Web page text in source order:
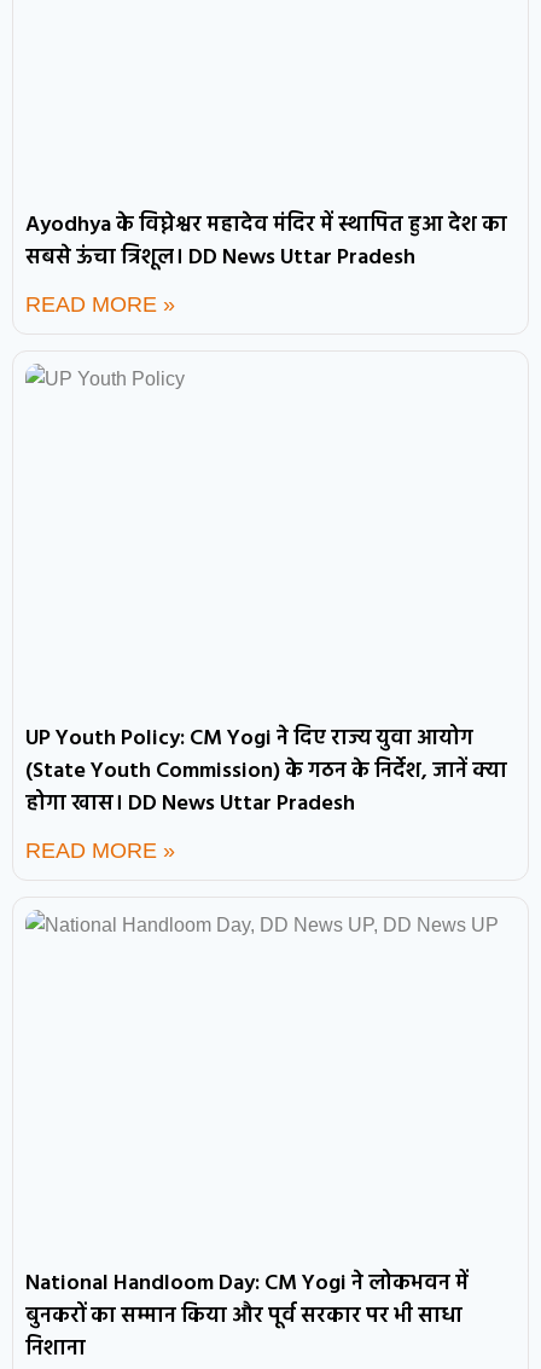
Ayodhya के विघ्नेश्वर महादेव मंदिर में स्थापित हुआ देश का
सबसे ऊंचा त्रिशूल। DD News Uttar Pradesh
READ MORE »
UP Youth Policy: CM Yogi ने दिए राज्य युवा आयोग
(State Youth Commission) के गठन के निर्देश, जानें क्या
होगा खास। DD News Uttar Pradesh
READ MORE »
National Handloom Day: CM Yogi ने लोकभवन में
बुनकरों का सम्मान किया और पूर्व सरकार पर भी साधा
निशाना